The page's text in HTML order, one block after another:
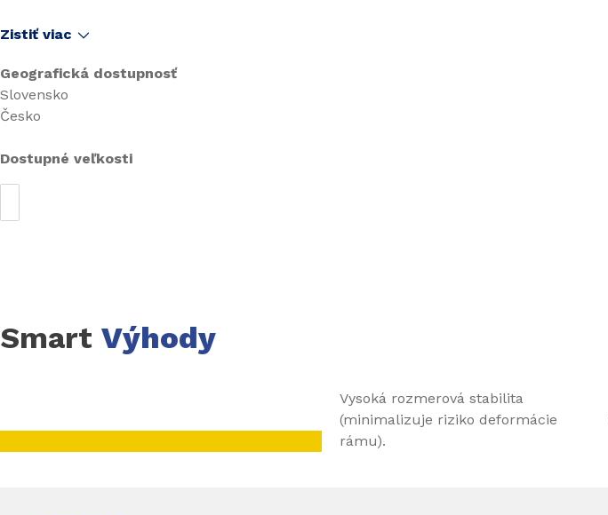
Zistiť viac
Geografická dostupnosť
Slovensko
Česko
Dostupné veľkosti
Smart Výhody
Vysoká rozmerová stabilita
(minimalizuje riziko deformácie
rámu).